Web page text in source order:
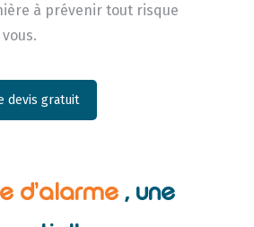
à prévenir tout risque
devis gratuit
d’alarme , une